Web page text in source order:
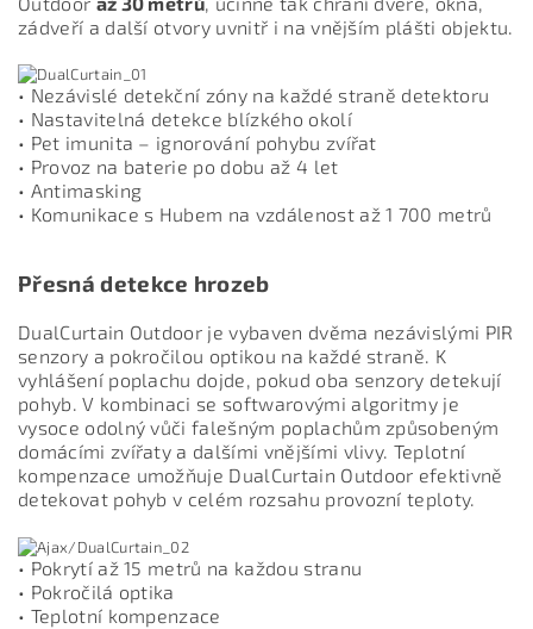
zádveří a další otvory uvnitř i na vnějším plášti objektu.
• Nezávislé detekční zóny na každé straně detektoru
• Nastavitelná detekce blízkého okolí
• Pet imunita – ignorování pohybu zvířat
• Provoz na baterie po dobu až 4 let
• Antimasking
• Komunikace s Hubem na vzdálenost až 1 700 metrů
Přesná detekce hrozeb
DualCurtain Outdoor je vybaven dvěma nezávislými PIR
senzory a pokročilou optikou na každé straně. K
vyhlášení poplachu dojde, pokud oba senzory detekují
pohyb. V kombinaci se softwarovými algoritmy je
vysoce odolný vůči falešným poplachům způsobeným
domácími zvířaty a dalšími vnějšími vlivy. Teplotní
kompenzace umožňuje DualCurtain Outdoor efektivně
detekovat pohyb v celém rozsahu provozní teploty.
• Pokrytí až 15 metrů na každou stranu
• Pokročilá optika
• Teplotní kompenzace